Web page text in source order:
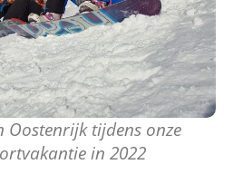
Oostenrijk tijdens onze
in 2022